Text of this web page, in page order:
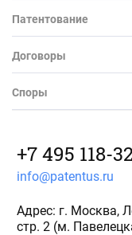
Патентование
Договоры
Споры
+7 495 118-
info@patentus.ru
Адрес: г. Москва,
стр. 2 (м.